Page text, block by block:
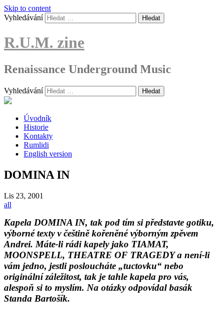
Skip to content
Vyhledávání
R.U.M. zine
Renaissance Underground Music
Vyhledávání
Úvodník
Historie
Kontakty
Rumlidi
English version
DOMINA IN
Lis 23, 2001
all
Kapela DOMINA IN, tak pod tím si představte gotiku,
výborné texty v češtině kořeněné výborným zpěvem
Andrei. Máte-li rádi kapely jako TIAMAT,
MOONSPELL, THEATRE OF TRAGEDY a není-li
vám jedno, jestli posloucháte „tuctovku“ nebo
originální záležitost, tak je tahle kapela pro vás,
alespoň si to myslím. Na otázky odpovídal basák
Standa Bartošík.